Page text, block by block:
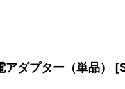
ダプター（単品） [